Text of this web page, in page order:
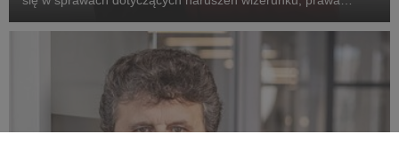
komunikacji kryzysowej.